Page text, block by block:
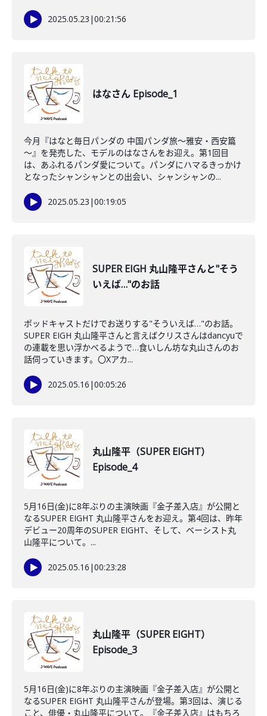
2025.05.23 |00:21:56
はなさん Episode_1
今月『はなと毎日パンダの 中国パンダ旅～雅安・西安篇
～』を発売した、モデルのはなさんをお迎え。第1回目
は、あふれるパンダ愛について。パンダにハマるきっかけ
となったシャンシャンとの出会い、シャンシャンの...
2025.05.23 |00:19:05
SUPER EIGH 丸山隆平さんと"そう
いえば…"のお話
ポッドキャストだけでお送りする"そういえば…"のお話。
SUPER EIGH 丸山隆平さんと言えばクリスさんはdancyuで
の連載を思い浮かべるようで…食いしん坊な丸山さんのお
話伺っていきます。〇Xアカ...
2025.05.16 |00:05:26
丸山隆平（SUPER EIGHT）
Episode_4
5月16日(金)に8年ぶりの主演映画『金子差入店』が公開と
なるSUPER EIGHT 丸山隆平さんをお迎え。第4回は、昨年
デビュー20周年のSUPER EIGHT、そして、ベーシスト丸
山隆平について。...
2025.05.16 |00:23:28
丸山隆平（SUPER EIGHT）
Episode_3
5月16日(金)に8年ぶりの主演映画『金子差入店』が公開と
なるSUPER EIGHT 丸山隆平さんが登場。第3回は、演じる
こと、俳優・丸山隆平について。『金子差入店』はもちろ